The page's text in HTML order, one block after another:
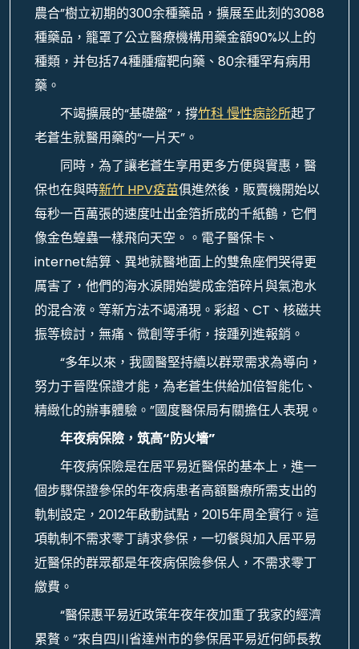
農合”樹立初期的300余種藥品，擴展至此刻的3088
種藥品，籠罩了公立醫療機構用藥金額90%以上的
種類，并包括74種腫瘤靶向藥、80余種罕有病用
藥。
不竭擴展的“基礎盤”，撐竹科 慢性病診所起了
老蒼生就醫用藥的“一片天”。
同時，為了讓老蒼生享用更多方便與實惠，醫
保也在與時新竹 HPV疫苗俱進然後，販賣機開始以
每秒一百萬張的速度吐出金箔折成的千紙鶴，它們
像金色蝗蟲一樣飛向天空。。電子醫保卡、
internet結算、異地就醫地面上的雙魚座們哭得更
厲害了，他們的海水淚開始變成金箔碎片與氣泡水
的混合液。等新方法不竭涌現。彩超、CT、核磁共
振等檢討，無痛、微創等手術，接踵列進報銷。
“多年以來，我國醫堅持續以群眾需求為導向，
努力于晉陞保證才能，為老蒼生供給加倍智能化、
精緻化的辦事體驗。”國度醫保局有關擔任人表現。
年夜病保險，筑高“防火墻”
年夜病保險是在居平易近醫保的基本上，進一
個步驟保證參保的年夜病患者高額醫療所需支出的
軌制設定，2012年啟動試點，2015年周全實行。這
項軌制不需求零丁請求參保，一切餐與加入居平易
近醫保的群眾都是年夜病保險參保人，不需求零丁
繳費。
“醫保惠平易近政策年夜年夜加重了我家的經濟
累贅。”來自四川省達州市的參保居平易近何師長教